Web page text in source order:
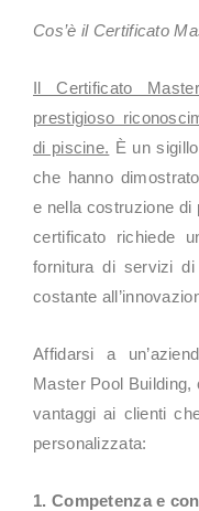
Cos’è il Certificato
Il Certificato
prestigioso
di piscine. È un
che hanno
e nella costruzione
certificato richiede
fornitura di servizi
costante
Affidarsi a
Master Pool
vantaggi ai clienti
personalizzata:
1. Competenza e